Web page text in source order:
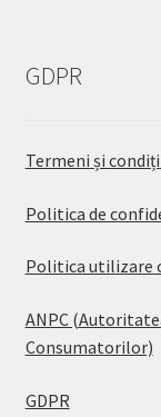
GDPR
Termeni și
Politica de
Politica utilizare
ANPC
Consumatorilor)
GDPR